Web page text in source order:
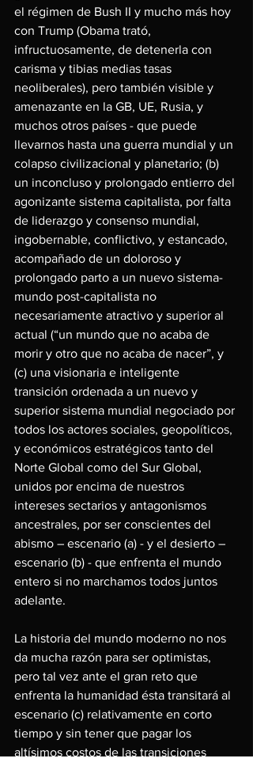
el régimen de Bush II y mucho más hoy
con Trump (Obama trató,
infructuosamente, de detenerla con
carisma y tibias medias tasas
neoliberales), pero también visible y
amenazante en la GB, UE, Rusia, y
muchos otros países - que puede
llevarnos hasta una guerra mundial y un
colapso civilizacional y planetario; (b)
un inconcluso y prolongado entierro del
agonizante sistema capitalista, por falta
de liderazgo y consenso mundial,
ingobernable, conflictivo, y estancado,
acompañado de un doloroso y
prolongado parto a un nuevo sistema-
mundo post-capitalista no
necesariamente atractivo y superior al
actual (“un mundo que no acaba de
morir y otro que no acaba de nacer”, y
(c) una visionaria e inteligente
transición ordenada a un nuevo y
superior sistema mundial negociado por
todos los actores sociales, geopolíticos,
y económicos estratégicos tanto del
Norte Global como del Sur Global,
unidos por encima de nuestros
intereses sectarios y antagonismos
ancestrales, por ser conscientes del
abismo – escenario (a) - y el desierto –
escenario (b) - que enfrenta el mundo
entero si no marchamos todos juntos
adelante.
La historia del mundo moderno no nos
da mucha razón para ser optimistas,
pero tal vez ante el gran reto que
enfrenta la humanidad ésta transitará al
escenario (c) relativamente en corto
tiempo y sin tener que pagar los
altísimos costos de las transiciones